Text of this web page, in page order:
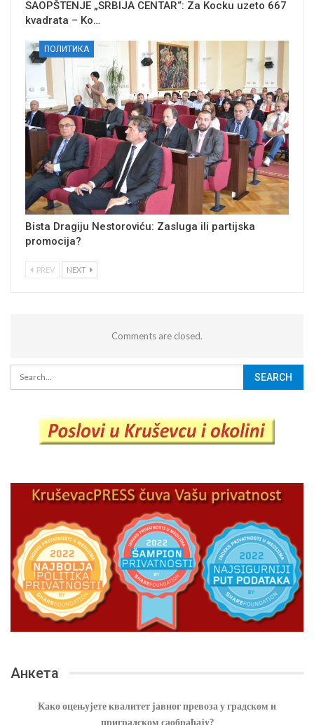
SAOPŠTENJE „SRBIJA CENTAR“: Za Kocku uzeto 667
kvadrata – Ko…
ПОЛИТИКА
Bista Dragiju Nestoroviću: Zasluga ili partijska
promocija?
PREV NEXT
Comments are closed.
Анкета
Како оцењујете квалитет јавног превоза у градском и
приградском саобраћају?